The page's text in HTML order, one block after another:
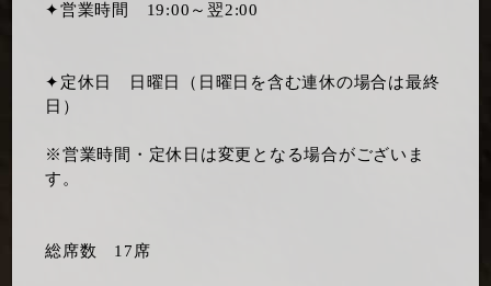
✦営業時間 19:00～翌2:00
✦定休日 日曜日（日曜日を含む連休の場合は最終
日）
※営業時間・定休日は変更となる場合がございま
す。
総席数 17席